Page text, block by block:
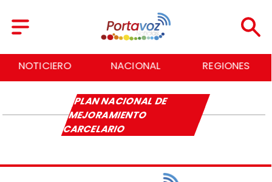
NOTICIERO NACIONAL REGIONES
PLAN NACIONAL DE
MEJORAMIENTO
CARCELARIO